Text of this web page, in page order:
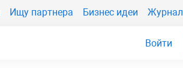
Ищу партнера Бизнес идеи Журнал
Войти